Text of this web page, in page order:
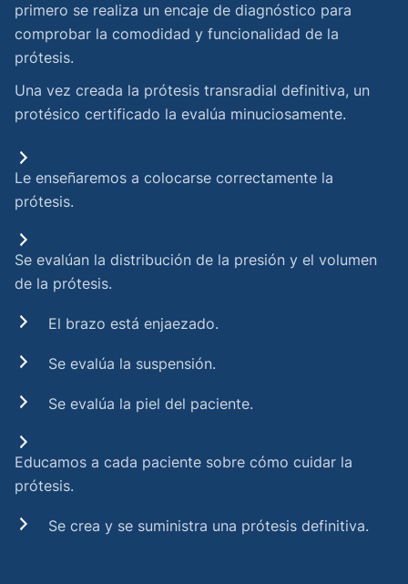
primero se realiza un encaje de diagnóstico para
comprobar la comodidad y funcionalidad de la
prótesis. ‍
Una vez creada la prótesis transradial definitiva, un
protésico certificado la evalúa minuciosamente.
Le enseñaremos a colocarse correctamente la
prótesis.
Se evalúan la distribución de la presión y el volumen
de la prótesis.
El brazo está enjaezado.
Se evalúa la suspensión.
Se evalúa la piel del paciente.
Educamos a cada paciente sobre cómo cuidar la
prótesis.
Se crea y se suministra una prótesis definitiva.